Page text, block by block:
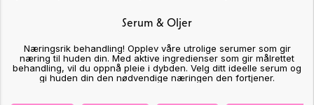
Serum & Oljer
Næringsrik behandling! Opplev våre utrolige serumer som gir
næring til huden din. Med aktive ingredienser som gir målrettet
behandling, vil du oppnå pleie i dybden. Velg ditt ideelle serum og
gi huden din den nødvendige næringen den fortjener.